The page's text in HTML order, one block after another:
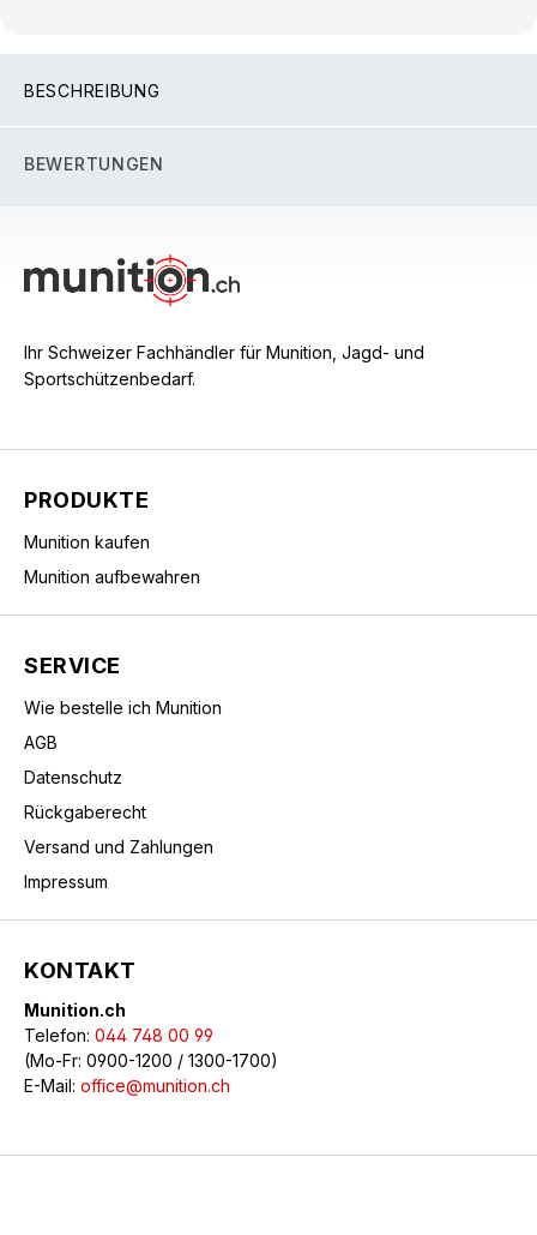
BESCHREIBUNG
BEWERTUNGEN
Ihr Schweizer Fachhändler für Munition, Jagd- und
Sportschützenbedarf.
PRODUKTE
Munition kaufen
Munition aufbewahren
SERVICE
Wie bestelle ich Munition
AGB
Datenschutz
Rückgaberecht
Versand und Zahlungen
Impressum
KONTAKT
Munition.ch
Telefon: 044 748 00 99
(Mo-Fr: 0900-1200 / 1300-1700)
E-Mail: office@munition.ch